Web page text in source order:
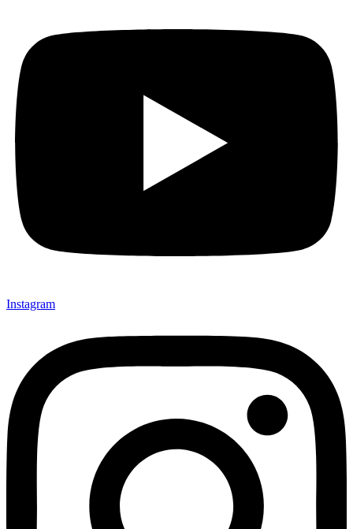
Instagram